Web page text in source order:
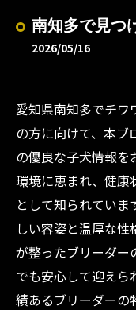
南知多で見つ
2026/05/16
愛知県南知多でチワ
の方に向けて、本ブ
の優良な子犬情報を
環境に恵まれ、健康
として知られていま
しい容姿と温厚な
が整ったブリーダー
でも安心して迎えら
績あるブリーダーの